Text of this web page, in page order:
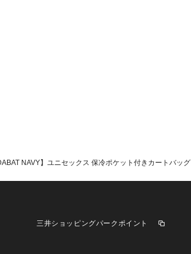
NAVY】ユニセックス 保冷ポケット付きカートバッグ
三井ショッピングパークポイント